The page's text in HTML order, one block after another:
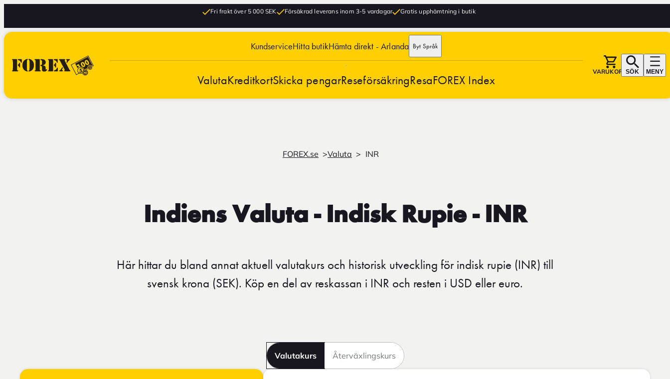
Fri frakt över 5 000 SEK Försäkrad leverans inom 3-5 vardagar Gratis upphämtning i butik
KundserviceHitta butikHämta direkt - Arlanda Byt Språk
ValutaKreditkortSkicka pengarReseförsäkringResaFOREX Index
VARUKORGSÖK MENY
FOREX.se Valuta INR
Indiens Valuta - Indisk Rupie - INR
Här hittar du bland annat aktuell valutakurs och historisk utveckling för indisk rupie (INR) till
svensk krona (SEK). Köp en del av reskassan i INR och resten i USD eller euro.
Valutakurs Återväxlingskurs